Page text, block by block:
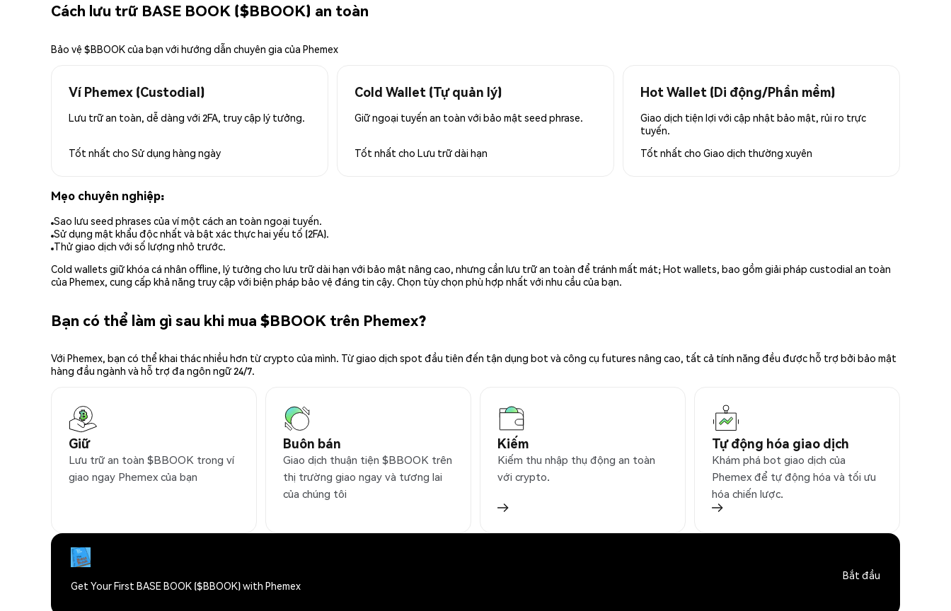
Cách lưu trữ BASE BOOK ($BBOOK) an toàn
Bảo vệ $BBOOK của bạn với hướng dẫn chuyên gia của Phemex
Ví Phemex (Custodial)
Lưu trữ an toàn, dễ dàng với 2FA, truy cập lý tưởng.
Tốt nhất cho Sử dụng hàng ngày
Cold Wallet (Tự quản lý)
Giữ ngoại tuyến an toàn với bảo mật seed phrase.
Tốt nhất cho Lưu trữ dài hạn
Hot Wallet (Di động/Phần mềm)
Giao dịch tiện lợi với cập nhật bảo mật, rủi ro trực
tuyến.
Tốt nhất cho Giao dịch thường xuyên
Mẹo chuyên nghiệp:
Sao lưu seed phrases của ví một cách an toàn ngoại tuyến.
Sử dụng mật khẩu độc nhất và bật xác thực hai yếu tố (2FA).
Thử giao dịch với số lượng nhỏ trước.
Cold wallets giữ khóa cá nhân offline, lý tưởng cho lưu trữ dài hạn với bảo mật nâng cao, nhưng cần lưu trữ an toàn để tránh mất mát; Hot wallets, bao gồm giải pháp custodial an toàn
của Phemex, cung cấp khả năng truy cập với biện pháp bảo vệ đáng tin cậy. Chọn tùy chọn phù hợp nhất với nhu cầu của bạn.
Bạn có thể làm gì sau khi mua $BBOOK trên Phemex?
Với Phemex, bạn có thể khai thác nhiều hơn từ crypto của mình. Từ giao dịch spot đầu tiên đến tận dụng bot và công cụ futures nâng cao, tất cả tính năng đều được hỗ trợ bởi bảo mật
hàng đầu ngành và hỗ trợ đa ngôn ngữ 24/7.
Giữ
Lưu trữ an toàn $BBOOK trong ví
giao ngay Phemex của bạn
Buôn bán
Giao dịch thuận tiện $BBOOK trên
thị trường giao ngay và tương lai
của chúng tôi
Kiếm
Kiếm thu nhập thụ động an toàn
với crypto.
Tự động hóa giao dịch
Khám phá bot giao dịch của
Phemex để tự động hóa và tối ưu
hóa chiến lược.
Get Your First BASE BOOK ($BBOOK) with Phemex
Bắt đầu